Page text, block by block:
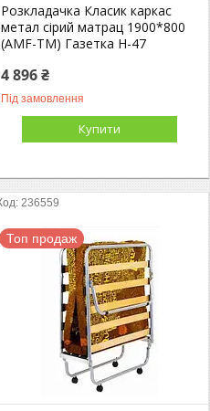
Розкладачка Класик каркас
метал сірий матрац 1900*800
(AMF-ТМ) Газетка Н-47
4 896 ₴
Під замовлення
Купити
236559
Топ продаж